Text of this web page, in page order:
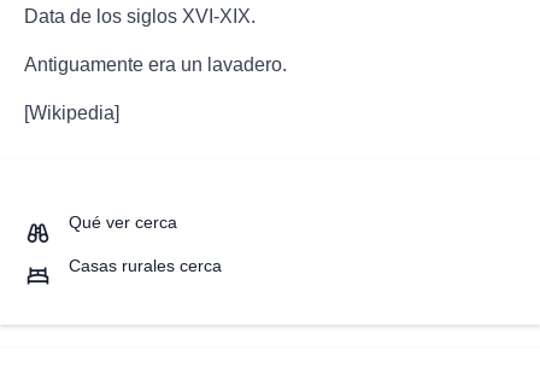
Data de los siglos XVI-XIX.
Antiguamente era un lavadero.
[Wikipedia]
Qué ver cerca
Casas rurales cerca